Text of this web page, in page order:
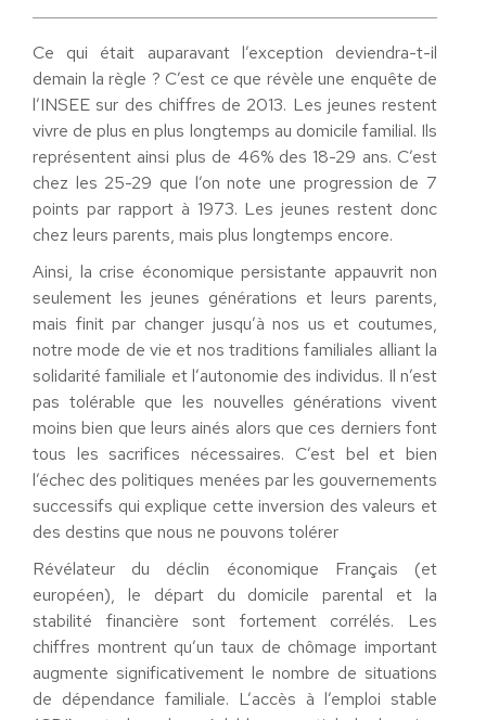
Ce qui était auparavant l’exception deviendra-t-il
demain la règle ? C’est ce que révèle une enquête de
l’INSEE sur des chiffres de 2013. Les jeunes restent
vivre de plus en plus longtemps au domicile familial. Ils
représentent ainsi plus de 46% des 18-29 ans. C’est
chez les 25-29 que l’on note une progression de 7
points par rapport à 1973. Les jeunes restent donc
chez leurs parents, mais plus longtemps encore.
Ainsi, la crise économique persistante appauvrit non
seulement les jeunes générations et leurs parents,
mais finit par changer jusqu’à nos us et coutumes,
notre mode de vie et nos traditions familiales alliant la
solidarité familiale et l’autonomie des individus. Il n’est
pas tolérable que les nouvelles générations vivent
moins bien que leurs ainés alors que ces derniers font
tous les sacrifices nécessaires. C’est bel et bien
l’échec des politiques menées par les gouvernements
successifs qui explique cette inversion des valeurs et
des destins que nous ne pouvons tolérer
Révélateur du déclin économique Français (et
européen), le départ du domicile parental et la
stabilité financière sont fortement corrélés. Les
chiffres montrent qu’un taux de chômage important
augmente significativement le nombre de situations
de dépendance familiale. L’accès à l’emploi stable